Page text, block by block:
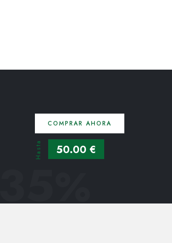
COMPRAR AHORA
Hasta 50.00 €
%